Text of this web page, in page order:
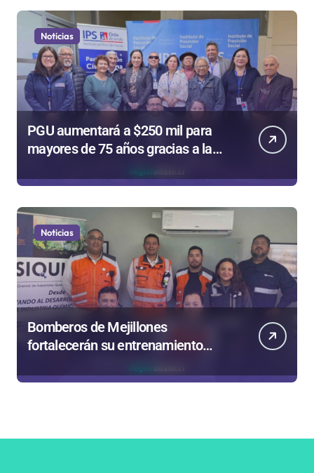
Noticias
PGU aumentará a $250 mil para
mayores de 75 años gracias a la
reforma aprobada el 2025
Noticias
Bomberos de Mejillones
fortalecerán su entrenamiento
para enfrentar emergencias
complejas